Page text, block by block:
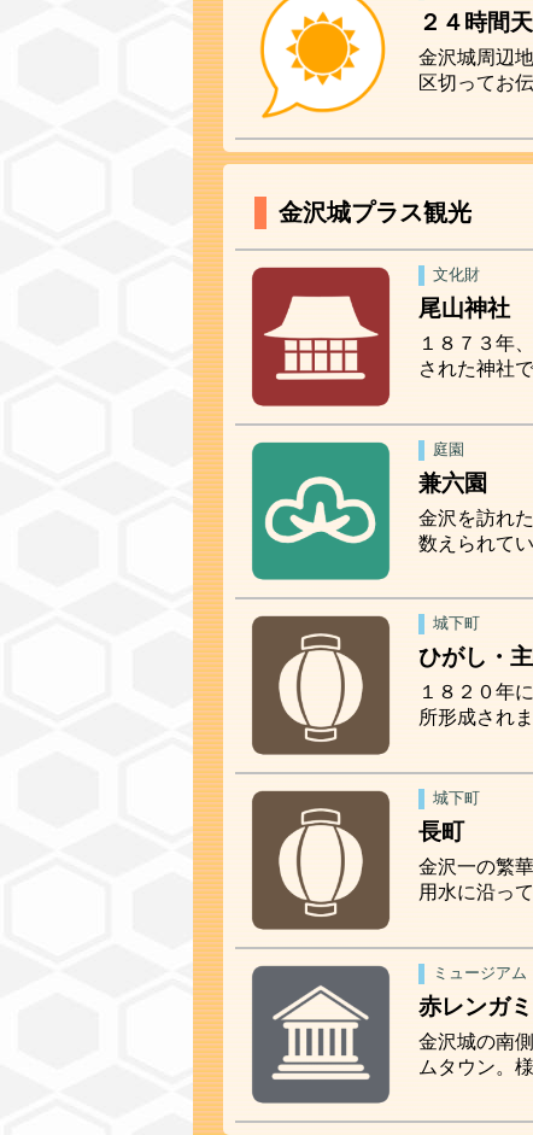
２４時間
金沢城周辺
区切ってお
金沢城プラス観光
文化財
尾山神社
１８７３年
された神社
庭園
兼六園
金沢を訪れ
数えられて
城下町
ひがし・
１８２０年
所形成され
城下町
長町
金沢一の繁
用水に沿っ
ミュージアム
赤レンガ
金沢城の南
ムタウン。